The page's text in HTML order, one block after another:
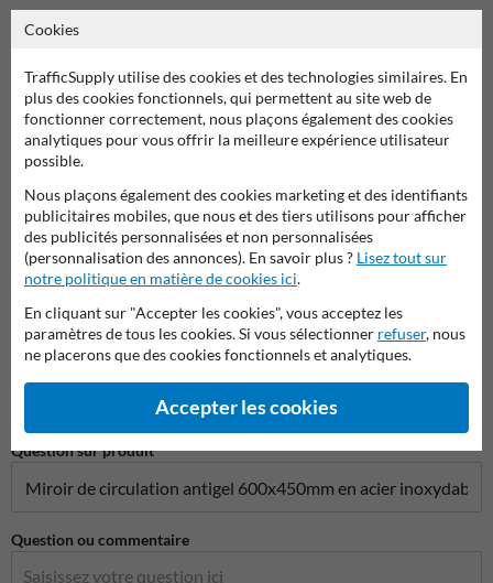
Nom*
Adresse e-mail*
Numéro de téléphone
Question sur produit
Question ou commentaire
Cookies
TrafficSupply utilise des cookies et des technologies similaires. En
plus des cookies fonctionnels, qui permettent au site web de
fonctionner correctement, nous plaçons également des cookies
analytiques pour vous offrir la meilleure expérience utilisateur
possible.
Nous plaçons également des cookies marketing et des identifiants
publicitaires mobiles, que nous et des tiers utilisons pour afficher
des publicités personnalisées et non personnalisées
(personnalisation des annonces). En savoir plus ? Lisez tout sur
notre politique en matière de cookies ici.
En cliquant sur "Accepter les cookies", vous acceptez les
paramètres de tous les cookies. Si vous sélectionner refuser, nous
ne placerons que des cookies fonctionnels et analytiques.
Accepter les cookies